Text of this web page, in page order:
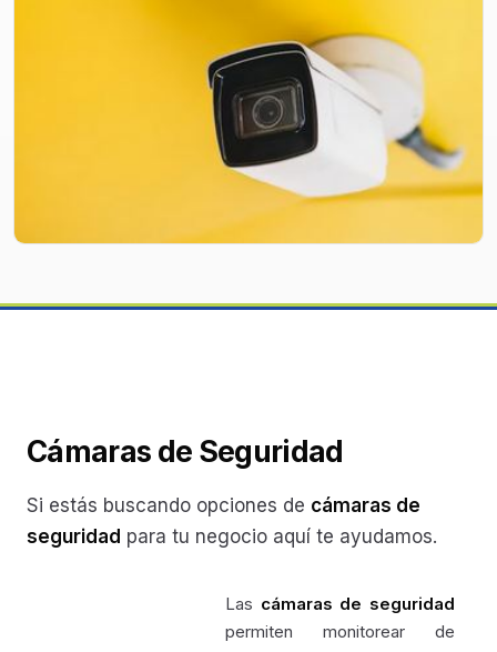
Cámaras de Seguridad
Si estás buscando opciones de cámaras de
seguridad para tu negocio aquí te ayudamos.
Las cámaras de seguridad
permiten monitorear de